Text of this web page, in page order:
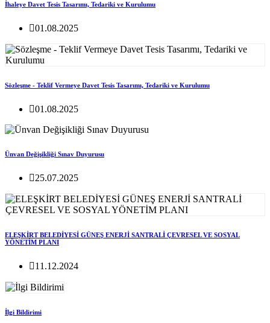
İhaleye Davet Tesis Tasarımı, Tedariki ve Kurulumu
01.08.2025
Sözleşme - Teklif Vermeye Davet Tesis Tasarımı, Tedariki ve Kurulumu
01.08.2025
Ünvan Değişikliği Sınav Duyurusu
25.07.2025
ELEŞKİRT BELEDİYESİ GÜNEŞ ENERJİ SANTRALİ ÇEVRESEL VE SOSYAL
YÖNETİM PLANI
11.12.2024
İlgi Bildirimi